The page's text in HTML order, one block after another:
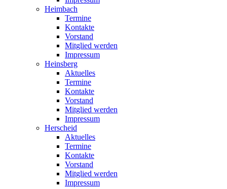
Heimbach
Termine
Kontakte
Vorstand
Mitglied werden
Impressum
Heinsberg
Aktuelles
Termine
Kontakte
Vorstand
Mitglied werden
Impressum
Herscheid
Aktuelles
Termine
Kontakte
Vorstand
Mitglied werden
Impressum